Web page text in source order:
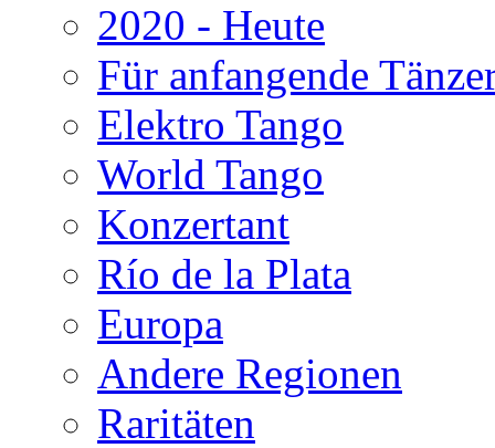
2020 - Heute
Für anfangende
Elektro Tango
World Tango
Konzertant
Río de la Plata
Europa
Andere Regionen
Raritäten